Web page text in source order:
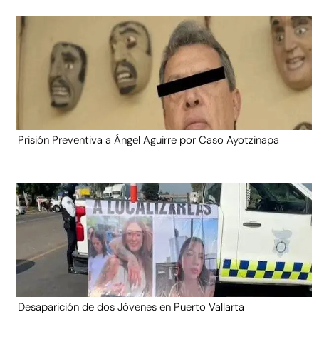
Prisión Preventiva a Ángel Aguirre por Caso Ayotzinapa
Desaparición de dos Jóvenes en Puerto Vallarta